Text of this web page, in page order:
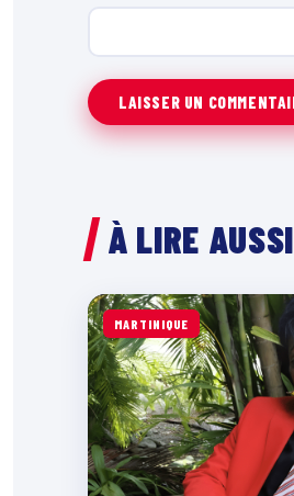
À LIRE AUSSI
MARTINIQUE